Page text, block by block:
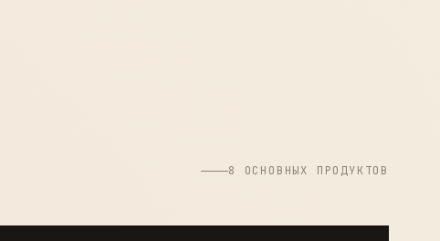
8 ОСНОВНЫХ ПРОДУКТОВ